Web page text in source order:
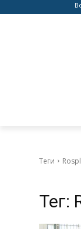
Теги
Тег: